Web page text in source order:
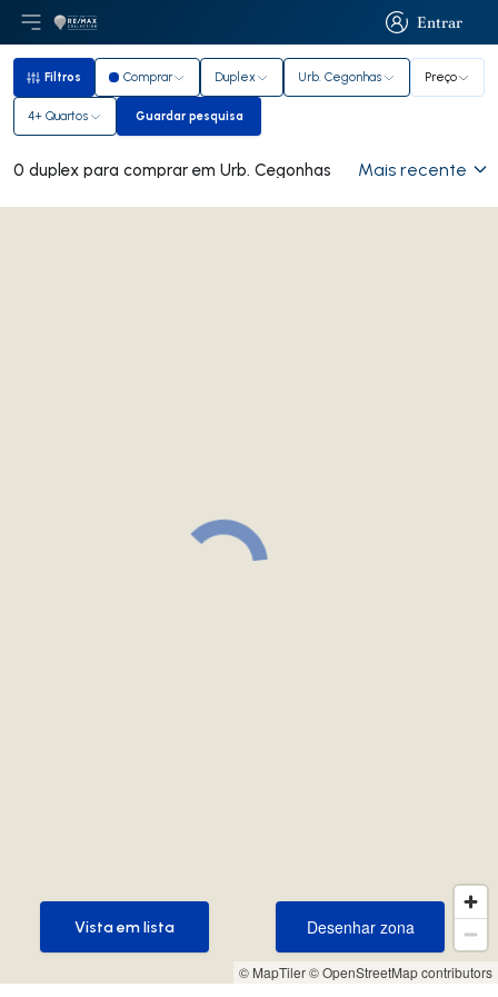
Entrar
Entrar
Abri menu principal
LogoIr para página inicial
Filtros
Filtros Comprar Duplex Urb. Cegonhas Preço
4+ Quartos Guardar pesquisa
Guardar pesquisa
0 duplex para comprar em Urb. Cegonhas Mais recente
© MapTiler© OpenStreetMap contributors
Desenhar zona
Desenhar zona
Vista em lista
Vista em lista